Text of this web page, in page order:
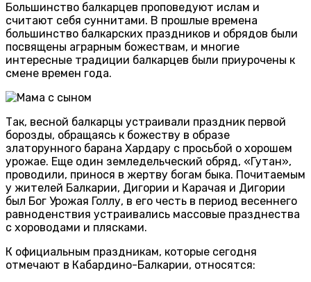
Большинство балкарцев проповедуют ислам и
считают себя суннитами. В прошлые времена
большинство балкарских праздников и обрядов были
посвящены аграрным божествам, и многие
интересные традиции балкарцев были приурочены к
смене времен года.
Так, весной балкарцы устраивали праздник первой
борозды, обращаясь к божеству в образе
златорунного барана Хардару с просьбой о хорошем
урожае. Еще один земледельческий обряд, «Гутан»,
проводили, принося в жертву богам быка. Почитаемым
у жителей Балкарии, Дигории и Карачая и Дигории
был Бог Урожая Голлу, в его честь в период весеннего
равноденствия устраивались массовые празднества
с хороводами и плясками.
К официальным праздникам, которые сегодня
отмечают в Кабардино-Балкарии, относятся: